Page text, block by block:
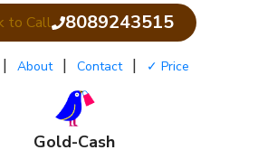
8089243515
| About | Contact | ✓ Price
Gold-Cash